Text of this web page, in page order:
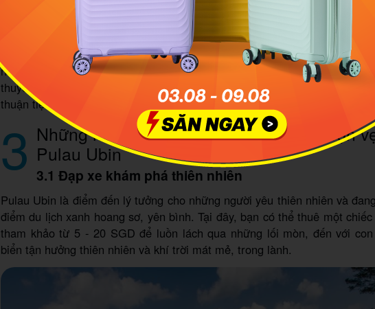
giờ khởi hành. Mỗi chuyến sẽ mất khoảng 15 phút di chuyển với giá
khoảng 5 SGD/ khách/ lượt, thanh toán cho người lái tàu bằng tiền mặt.
Bến Changi Point sẽ có chuyến sớm nhất vào 5h30 và kết thúc lúc
nên sắp xếp lịch trình trở về trước 18h00 để tránh tình trạng phải đợi
thuyền mới được rời bến. Nếu có ý định lưu trú lại trên đảo, trở về vào
thuận tiện cho việc di chuyển hơn.
3 Những hoạt động giúp bạn khám phá trọn
Pulau Ubin
3.1 Đạp xe khám phá thiên nhiên
Pulau Ubin là điểm đến lý tưởng cho những người yêu thiên nhiên và
điểm du lịch xanh hoang sơ, yên bình. Tại đây, bạn có thể thuê một
tham khảo từ 5 - 20 SGD để luồn lách qua những lối mòn, đến với
biển tận hưởng thiên nhiên và khí trời mát mẻ, trong lành.